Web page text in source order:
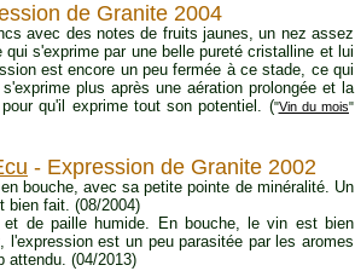
de Granite 2004
avec des notes de fruits jaunes, un nez assez
s'exprime par une belle pureté cristalline et lui
est encore un peu fermée à ce stade, ce qui
plus après une aération prolongée et la
qu'il exprime tout son potentiel. ("Vin du mois"
- Expression de Granite 2002
bouche, avec sa petite pointe de minéralité. Un
bien fait. (08/2004)
de paille humide. En bouche, le vin est bien
est un peu parasitée par les aromes
attendu. (04/2013)